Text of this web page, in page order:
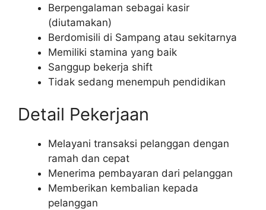
Berpengalaman sebagai kasir
(diutamakan)
Berdomisili di Sampang atau sekitarnya
Memiliki stamina yang baik
Sanggup bekerja shift
Tidak sedang menempuh pendidikan
Detail Pekerjaan
Melayani transaksi pelanggan dengan
ramah dan cepat
Menerima pembayaran dari pelanggan
Memberikan kembalian kepada
pelanggan